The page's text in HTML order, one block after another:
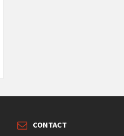
CONTACT